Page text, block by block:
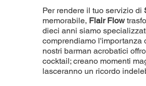
Per rendere il tuo servizio di
memorabile, Flair Flow
dieci anni siamo
comprendiamo l'importanza
nostri barman acrobatici
cocktail; creano momenti
lasceranno un ricordo